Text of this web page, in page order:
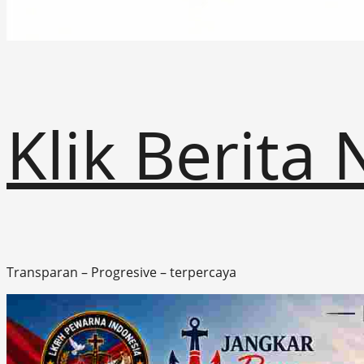
Klik Berita
Transparan – Progresive – terpercaya